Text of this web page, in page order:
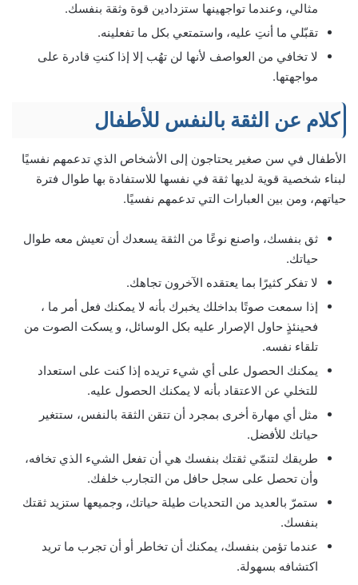
مثالي، وعندما تواجهينها ستزدادين قوة وثقة بنفسك.
تقبّلي ما أنتِ عليه، واستمتعي بكل ما تفعلينه.
لا تخافي من العواصف لأنها لن تهُب إلا إذا كنتِ قادرة على
مواجهتها.
كلام عن الثقة بالنفس للأطفال
الأطفال في سن صغير يحتاجون إلى الأشخاص الذي تدعمهم نفسيًا
لبناء شخصية قوية لديها ثقة في نفسها للاستفادة بها طوال فترة
حياتهم، ومن بين العبارات التي تدعمهم نفسيًا.
ثق بنفسك، واصنع نوعًا من الثقة يسعدك أن تعيش معه طوال
حياتك.
لا تفكر كثيرًا بما يعتقده الآخرون تجاهك.
إذا سمعت صوتًا بداخلك يخبرك بأنه لا يمكنك فعل أمر ما ،
فحينئذٍ حاول الإصرار عليه بكل الوسائل، و يسكت الصوت من
تلقاء نفسه.
يمكنك الحصول على أي شيء تريده إذا كنت على استعداد
للتخلي عن الاعتقاد بأنه لا يمكنك الحصول عليه.
مثل أي مهارة أخرى بمجرد أن تتقن الثقة بالنفس، ستتغير
حياتك للأفضل.
طريقك لتنمّي ثقتك بنفسك هي أن تفعل الشيء الذي تخافه،
وأن تحصل على سجل حافل من التجارب خلفك.
ستمرّ بالعديد من التحديات طيلة حياتك، وجميعها ستزيد ثقتك
بنفسك.
عندما تؤمن بنفسك، يمكنك أن تخاطر أو أن تجرب ما تريد
اكتشافه بسهولة.